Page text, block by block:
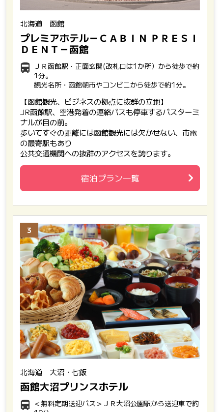
北海道 函館
プレミアホテル－ＣＡＢＩＮ ＰＲＥＳＩ
ＤＥＮＴ－函館
ＪＲ函館駅・正面玄関(改札口は1か所）から徒歩で約
1分。
観光名所・函館朝市やコンビニから徒歩で約1分。
【函館観光、ビジネスの拠点に抜群の立地】
JR函館駅、空港発着の連絡バスも停車するバスターミ
ナルが目の前。
歩いてすぐの距離には函館観光には欠かせない、市電
の最寄駅もあり
公共交通機関への抜群のアクセスを誇ります。
宿泊プラン一覧
3
北海道 大沼・七飯
函館大沼プリンスホテル
＜無料定期送迎バス＞ＪＲ大沼公園駅から送迎車で約